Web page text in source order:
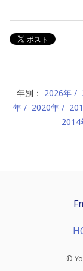
年別： 2026年
年
2020年
2014
©